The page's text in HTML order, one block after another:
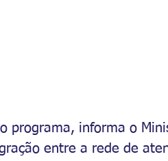
programa, informa o
entre a rede de